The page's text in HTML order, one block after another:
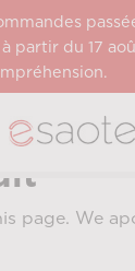
partir du 17
page. We